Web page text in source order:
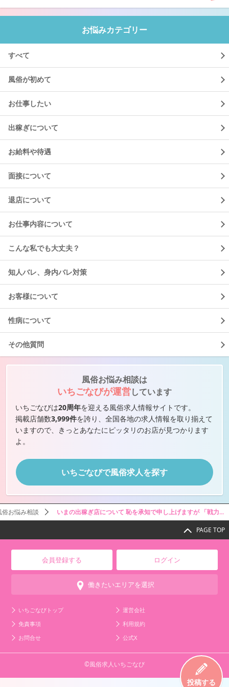
お悩みカテゴリー
すべて
風俗が初めて
お仕事したい
出稼ぎについて
お給料や待遇
面接について
退店について
お仕事内容について
こんな私でも大丈夫？
知人バレ、身内バレ対策
お客様について
性病について
その他質問
風俗お悩み相談は
いちごなびが運営しています
いちごなびは20周年を迎える風俗求人情報サイトです。
掲載店舗数3,999件を誇り、全国各地の求人情報を取り揃えて
いますので、きっとあなたにピッタリのお店が見つかります
よ。
いちごなびで風俗求人を探す
投稿する
俗お悩み相談 いまの出稼ぎ店について 恥を承知で申し上げますが 「戦力...
PAGE TOP
会員登録する ログイン
働きたいエリアを選択
いちごなびトップ
運営会社
免責事項
利用規約
お問合せ
公式X
©風俗求人いちごなび